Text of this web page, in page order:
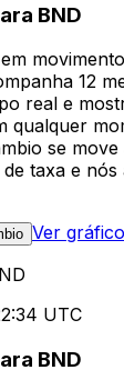
BND
12
real e
qualquer
se
taxa e nós
Ver
UTC
BND